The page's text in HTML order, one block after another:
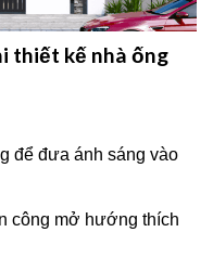
thiết kế nhà ống
để đưa ánh sáng vào
công mở hướng thích